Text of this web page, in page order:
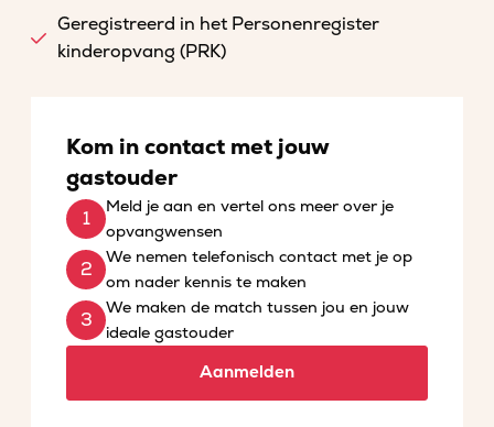
Geregistreerd in het Personenregister
kinderopvang (PRK)
Kom in contact met jouw
gastouder
Meld je aan en vertel ons meer over je
opvangwensen
We nemen telefonisch contact met je op
om nader kennis te maken
We maken de match tussen jou en jouw
ideale gastouder
Aanmelden